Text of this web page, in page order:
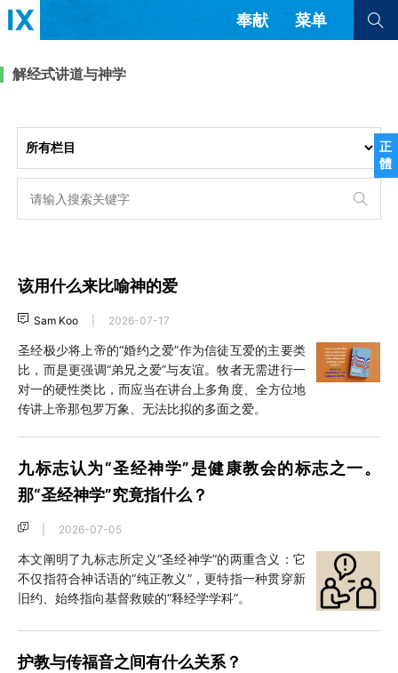
正
體
奉献 菜单
文章 书评 访谈 问答
来信
福音传讲与宣教
团契生活与祷告
查看全部
查看全部
西班牙语
葡萄牙语
乌兹别克语
越南语
意大利语
德语
韩语
土耳其语
阿拉伯语
阿尔巴尼亚语
塞尔维亚语 柬埔寨语
解经式讲道与神学
该用什么来比喻神的爱
Sam Koo 2026-07-17
圣经极少将上帝的“婚约之爱”作为信徒互爱的主要类
比，而是更强调“弟兄之爱”与友谊。牧者无需进行一
对一的硬性类比，而应当在讲台上多角度、全方位地
传讲上帝那包罗万象、无法比拟的多面之爱。
九标志认为“圣经神学”是健康教会的标志之一。
那“圣经神学”究竟指什么？
2026-07-05
本文阐明了九标志所定义“圣经神学”的两重含义：它
不仅指符合神话语的“纯正教义”，更特指一种贯穿新
旧约、始终指向基督救赎的“释经学学科”。
护教与传福音之间有什么关系？